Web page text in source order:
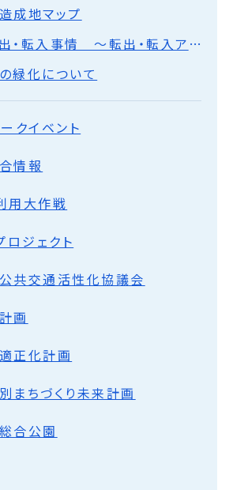
成地マップ
室蘭市の転出・転入事情 ～転出・転入アンケートと過去10年の転出・転入データからわかったこと～
緑化について
クイベント
情報
用大作戦
ジェクト
共交通活性化協議会
画
正化計画
まちづくり未来計画
合公園